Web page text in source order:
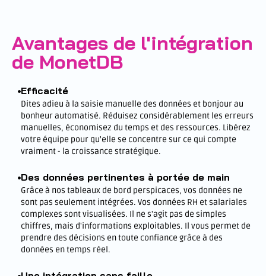
Avantages de l'intégration
de MonetDB
Efficacité
Dites adieu à la saisie manuelle des données et bonjour au
bonheur automatisé. Réduisez considérablement les erreurs
manuelles, économisez du temps et des ressources. Libérez
votre équipe pour qu'elle se concentre sur ce qui compte
vraiment - la croissance stratégique.
Des données pertinentes à portée de main
Grâce à nos tableaux de bord perspicaces, vos données ne
sont pas seulement intégrées. Vos données RH et salariales
complexes sont visualisées. Il ne s'agit pas de simples
chiffres, mais d'informations exploitables. Il vous permet de
prendre des décisions en toute confiance grâce à des
données en temps réel.